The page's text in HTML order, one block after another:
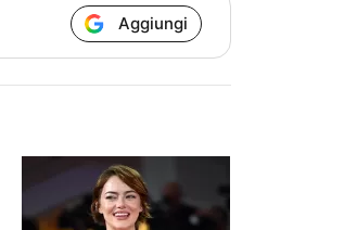
Aggiungi